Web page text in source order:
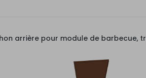
arrière pour module de barbecue,